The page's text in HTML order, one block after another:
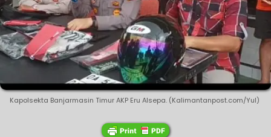
Kapolsekta Banjarmasin Timur AKP Eru Alsepa. (Kalimantanpost.com/Yul)